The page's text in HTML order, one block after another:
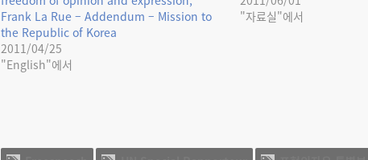
Frank La Rue – Addendum – Mission to
the Republic of Korea
2011/04/25
"English"에서
"자료실"에서